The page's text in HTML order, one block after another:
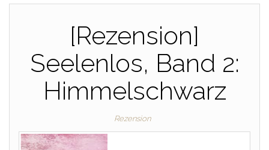
[Rezension]
Seelenlos, Band 2:
Himmelschwarz
Rezension